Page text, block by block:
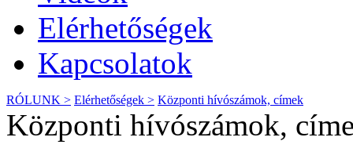
Elérhetőségek
Kapcsolatok
RÓLUNK > Elérhetőségek > Központi hívószámok, címek
Központi hívószámok,